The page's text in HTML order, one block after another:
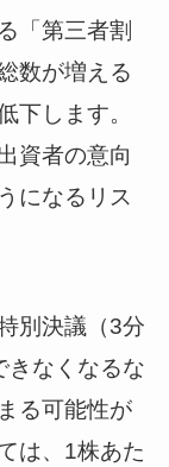
「第三者割
数が増える
下します。
資者の意向
になるリス
別決議（3分
きなくなるな
る可能性が
は、1株あた